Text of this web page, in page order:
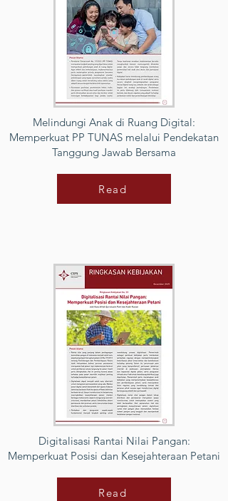
Melindungi Anak di Ruang Digital:
Memperkuat PP TUNAS melalui Pendekatan
Tanggung Jawab Bersama
Read
Digitalisasi Rantai Nilai Pangan:
Memperkuat Posisi dan Kesejahteraan Petani
Read